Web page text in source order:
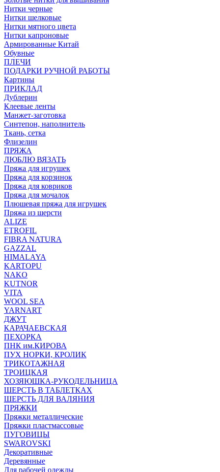
Нитки черные
Нитки шелковые
Нитки мятного цвета
Нитки капроновые
Армированные Китай
Обувные
ПЛЕЧИ
ПОДАРКИ РУЧНОЙ РАБОТЫ
Картины
ПРИКЛАД
Дублерин
Клеевые ленты
Манжет-заготовка
Синтепон, наполнитель
Ткань, сетка
Флизелин
ПРЯЖА
ЛЮБЛЮ ВЯЗАТЬ
Пряжа для игрушек
Пряжа для корзинок
Пряжа для ковриков
Пряжа для мочалок
Плюшевая пряжа для игрушек
Пряжа из шерсти
ALIZE
ETROFIL
FIBRA NATURA
GAZZAL
HIMALAYA
KARTOPU
NAKO
KUTNOR
VITA
WOOL SEA
YARNART
ДЖУТ
КАРАЧАЕВСКАЯ
ПЕХОРКА
ПНК им.КИРОВА
ПУХ НОРКИ, КРОЛИК
ТРИКОТАЖНАЯ
ТРОИЦКАЯ
ХОЗЯЮШКА-РУКОДЕЛЬНИЦА
ШЕРСТЬ В ТАБЛЕТКАХ
ШЕРСТЬ ДЛЯ ВАЛЯНИЯ
ПРЯЖКИ
Пряжки металлические
Пряжки пластмассовые
ПУГОВИЦЫ
SWAROVSKI
Декоративные
Деревянные
Для рабочей одежды